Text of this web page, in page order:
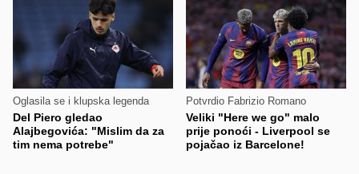
Oglasila se i klupska legenda
Del Piero gledao
Alajbegovića: "Mislim da za
tim nema potrebe"
Potvrdio Fabrizio Romano
Veliki "Here we go" malo
prije ponoći - Liverpool se
pojačao iz Barcelone!